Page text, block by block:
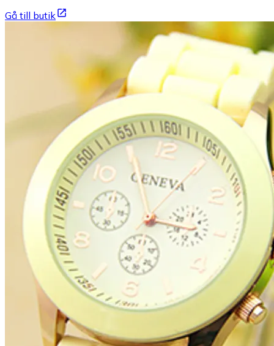
Gå till butik